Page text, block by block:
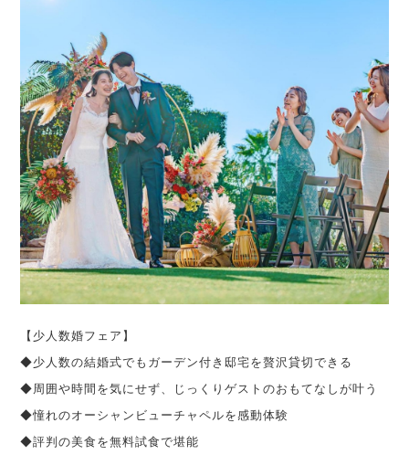
【少人数婚フェア】
◆少人数の結婚式でもガーデン付き邸宅を贅沢貸切できる
◆周囲や時間を気にせず、じっくりゲストのおもてなしが叶う
◆憧れのオーシャンビューチャペルを感動体験
◆評判の美食を無料試食で堪能